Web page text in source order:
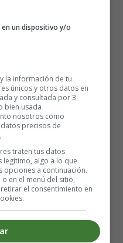
Scodelario, Will
y Patricia Clarkson
un dispositivo y/o
la información de tu
únicos y otros datos en
y consultada por 3
bien usada
nosotros como
precisos de
.
traten tus datos
legítimo, algo a lo que
a continuación.
en el menú del sitio,
el consentimiento en